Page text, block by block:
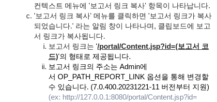
컨텍스트 메뉴에 '보고서 링크 복사' 항목이 나타납니다.
'보고서 링크 복사' 메뉴를 클릭하면 '보고서 링크가 복사
되었습니다.' 라는 알림 창이 나타나며, 클립보드에 보고
서 링크가 복사됩니다.
보고서 링크는 '/portal/Content.jsp?id=(보고서 코
드)'의 형태로 제공됩니다.
보고서 링크의 주소는 Admin에
서 OP_PATH_REPORT_LINK 옵션을 통해 변경할
수 있습니다. (7.0.400.20231221-11 버전부터 지원)
(ex: http://127.0.0.1:8080/portal/Content.jsp?id=